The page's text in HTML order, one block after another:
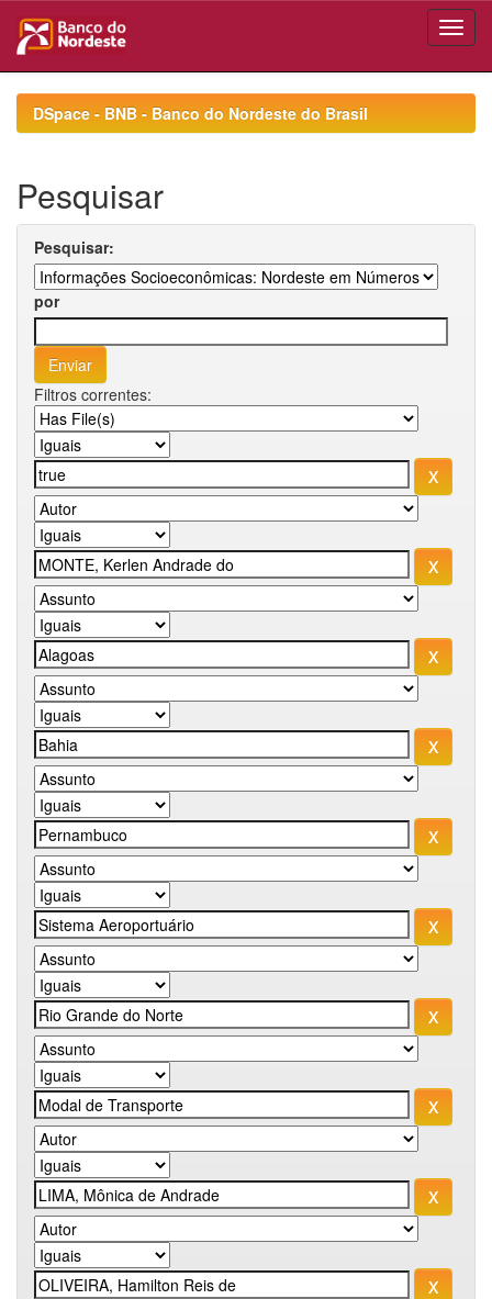
navigationDSpace - BNB - Banco do Nordeste do Brasil
Pesquisar
Pesquisar:
por
Filtros correntes: